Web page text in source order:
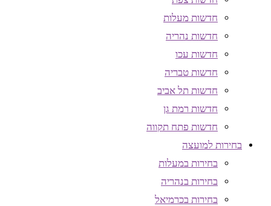
חדשות מעלות
חדשות נהריה
חדשות עכו
חדשות טבריה
חדשות תל אביב
חדשות רמת גן
חדשות פתח תקווה
בחירות למועצה
בחירות במעלות
בחירות בנהריה
בחירות בכרמיאל